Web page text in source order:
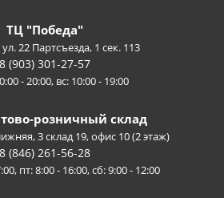
ТЦ "Победа"
22 Партсъезда, 1 сек. 113
8 (903) 301-27-57
- 20:00, вс: 10:00 - 19:00
розничный склад
3 склад 19, офис 10 (2 этаж)
8 (846) 261-56-28
пт: 8:00 - 16:00, сб: 9:00 - 12:00